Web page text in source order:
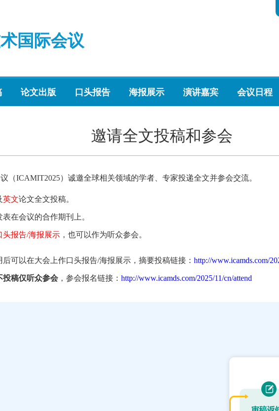
国际会议
论文出版 口头报告 海报展示 演讲嘉宾 会议日程
邀请全文投稿和参会
（ICAMIT2025）诚邀全球相关领域的学者、专家投递全文并参会交流。
英文论文全文投稿。
在会议的合作期刊上。
头报告/海报展示 ，也可以作为听众参会。
后可以在大会上作口头报告/海报展示，摘要投稿链接： http://www.icamds.com/
投稿仅听众参会 ，参会报名链接： http://www.icamds.com/2025/11/cn/attend